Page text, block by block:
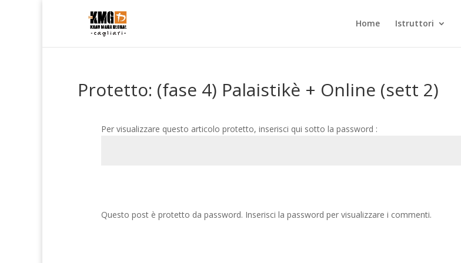
Home Istruttori
Protetto: (fase 4) Palaistikè + Online (sett 2)
Per visualizzare questo articolo protetto, inserisci qui sotto la password :
Questo post è protetto da password. Inserisci la password per visualizzare i commenti.